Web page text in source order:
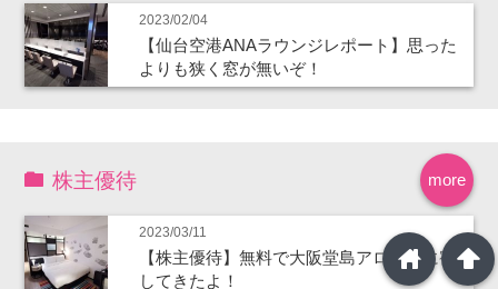
2023/02/04
【仙台空港ANAラウンジレポート】思った
よりも狭く窓が無いぞ！
more
株主優待
2023/03/11
【株主優待】無料で大阪堂島アロフトに宿泊
してきたよ！
arrowup
home